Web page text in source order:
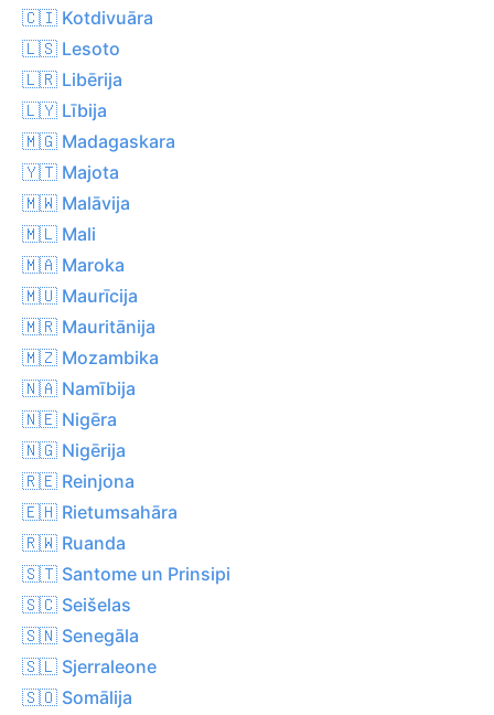
🇨🇮 Kotdivuāra
🇱🇸 Lesoto
🇱🇷 Libērija
🇱🇾 Lībija
🇲🇬 Madagaskara
🇾🇹 Majota
🇲🇼 Malāvija
🇲🇱 Mali
🇲🇦 Maroka
🇲🇺 Maurīcija
🇲🇷 Mauritānija
🇲🇿 Mozambika
🇳🇦 Namībija
🇳🇪 Nigēra
🇳🇬 Nigērija
🇷🇪 Reinjona
🇪🇭 Rietumsahāra
🇷🇼 Ruanda
🇸🇹 Santome un Prinsipi
🇸🇨 Seišelas
🇸🇳 Senegāla
🇸🇱 Sjerraleone
🇸🇴 Somālija